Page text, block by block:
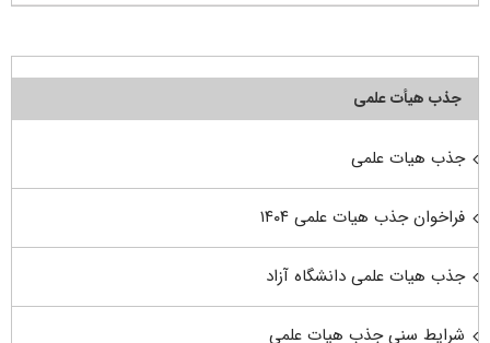
جذب هیأت علمی
جذب هیات علمی
فراخوان جذب هیات علمی ۱۴۰۴
جذب هیات علمی دانشگاه آزاد
شرایط سنی جذب هیات علمی